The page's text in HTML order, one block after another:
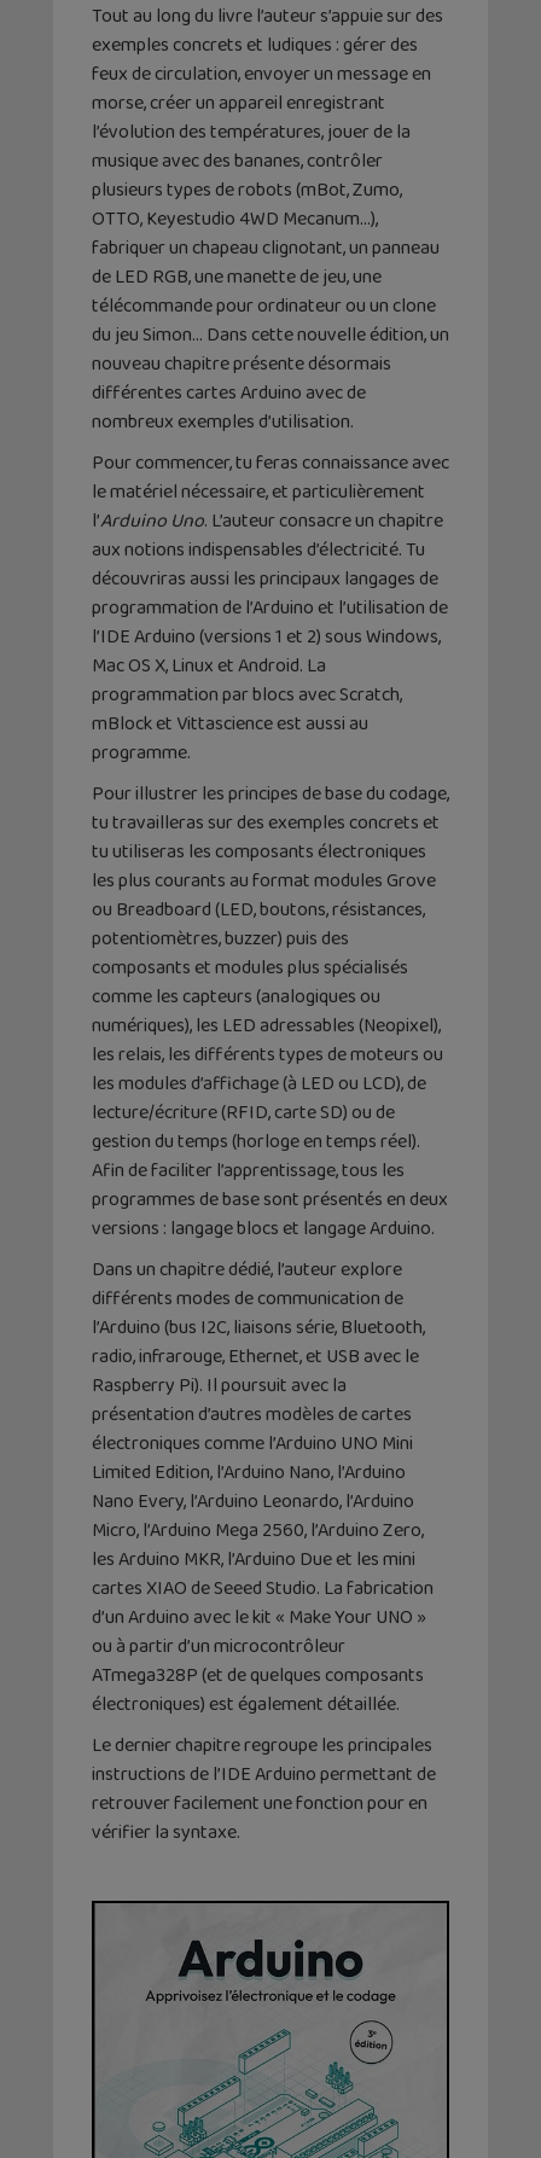
Tout au long du livre l’auteur s’appuie sur des
exemples concrets et ludiques : gérer des
feux de circulation, envoyer un message en
morse, créer un appareil enregistrant
l’évolution des températures, jouer de la
musique avec des bananes, contrôler
plusieurs types de robots (mBot, Zumo,
OTTO, Keyestudio 4WD Mecanum…),
fabriquer un chapeau clignotant, un panneau
de LED RGB, une manette de jeu, une
télécommande pour ordinateur ou un clone
du jeu Simon… Dans cette nouvelle édition, un
nouveau chapitre présente désormais
différentes cartes Arduino avec de
nombreux exemples d’utilisation.
Pour commencer, tu feras connaissance avec
le matériel nécessaire, et particulièrement
l’Arduino Uno. L’auteur consacre un chapitre
aux notions indispensables d’électricité. Tu
découvriras aussi les principaux langages de
programmation de l’Arduino et l’utilisation de
l’IDE Arduino (versions 1 et 2) sous Windows,
Mac OS X, Linux et Android. La
programmation par blocs avec Scratch,
mBlock et Vittascience est aussi au
programme.
Pour illustrer les principes de base du codage,
tu travailleras sur des exemples concrets et
tu utiliseras les composants électroniques
les plus courants au format modules Grove
ou Breadboard (LED, boutons, résistances,
potentiomètres, buzzer) puis des
composants et modules plus spécialisés
comme les capteurs (analogiques ou
numériques), les LED adressables (Neopixel),
les relais, les différents types de moteurs ou
les modules d’affichage (à LED ou LCD), de
lecture/écriture (RFID, carte SD) ou de
gestion du temps (horloge en temps réel).
Afin de faciliter l’apprentissage, tous les
programmes de base sont présentés en deux
versions : langage blocs et langage Arduino.
Dans un chapitre dédié, l’auteur explore
différents modes de communication de
l’Arduino (bus I2C, liaisons série, Bluetooth,
radio, infrarouge, Ethernet, et USB avec le
Raspberry Pi). Il poursuit avec la
présentation d’autres modèles de cartes
électroniques comme l’Arduino UNO Mini
Limited Edition, l’Arduino Nano, l’Arduino
Nano Every, l’Arduino Leonardo, l’Arduino
Micro, l’Arduino Mega 2560, l’Arduino Zero,
les Arduino MKR, l’Arduino Due et les mini
cartes XIAO de Seeed Studio. La fabrication
d’un Arduino avec le kit « Make Your UNO »
ou à partir d’un microcontrôleur
ATmega328P (et de quelques composants
électroniques) est également détaillée.
Le dernier chapitre regroupe les principales
instructions de l’IDE Arduino permettant de
retrouver facilement une fonction pour en
vérifier la syntaxe.